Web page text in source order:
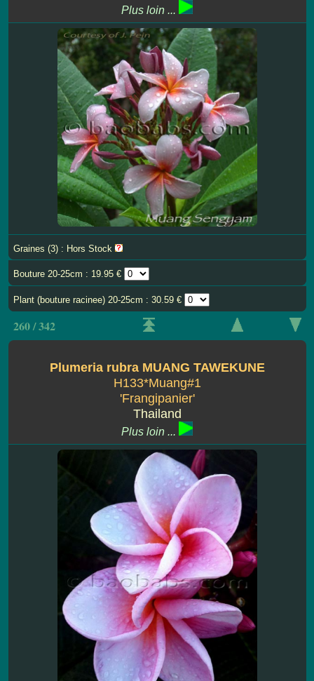
Plus loin ...
Graines (3) : Hors Stock
Bouture 20-25cm : 19.95 €
Plant (bouture racinee) 20-25cm : 30.59 €
260 / 342
Plumeria rubra MUANG TAWEKUNE
H133*Muang#1
'Frangipanier'
Thailand
Plus loin ...